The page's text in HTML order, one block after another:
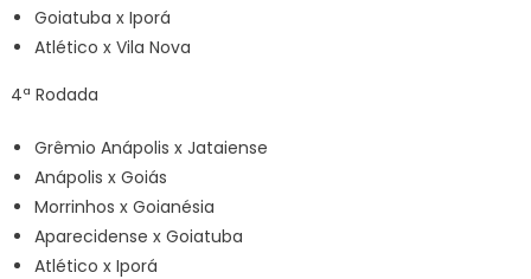
Goiatuba x Iporá
Atlético x Vila Nova
4ª Rodada
Grêmio Anápolis x Jataiense
Anápolis x Goiás
Morrinhos x Goianésia
Aparecidense x Goiatuba
Atlético x Iporá